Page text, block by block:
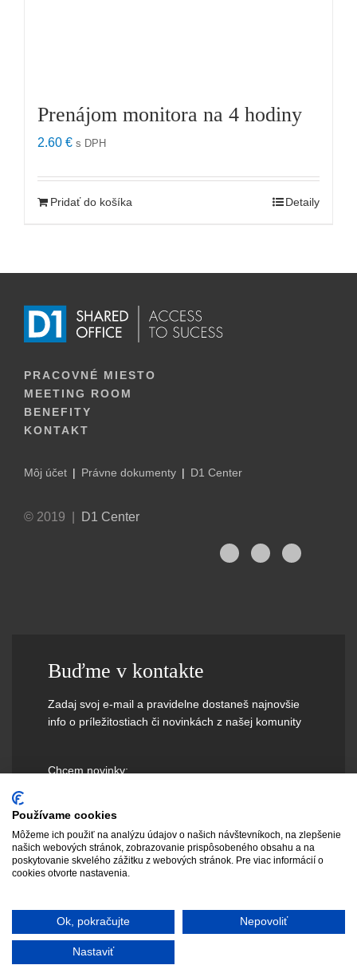
Prenájom monitora na 4 hodiny
2.60 € s DPH
Pridať do košíka Detaily
PRACOVNÉ MIESTO
MEETING ROOM
BENEFITY
KONTAKT
Môj účet Právne dokumenty D1 Center
© 2019 | D1 Center
Buďme v kontakte
Zadaj svoj e-mail a pravidelne dostaneš najnovšie
info o príležitostiach či novinkách z našej komunity
Chcem novinky:
Používame cookies
Môžeme ich použiť na analýzu údajov o našich návštevníkoch, na zlepšenie
našich webových stránok, zobrazovanie prispôsobeného obsahu a na
poskytovanie skvelého zážitku z webových stránok. Pre viac informácií o
cookies otvorte nastavenia.
Ok, pokračujte Nepovoliť
Nastaviť